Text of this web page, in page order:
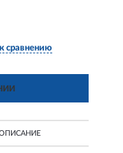
сравнению